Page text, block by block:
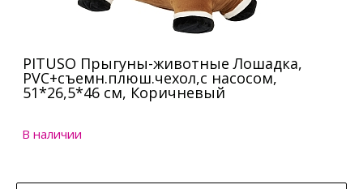
PITUSO Прыгуны-животные Лошадка,
PVC+съемн.плюш.чехол,с насосом,
51*26,5*46 см, Коричневый
В наличии